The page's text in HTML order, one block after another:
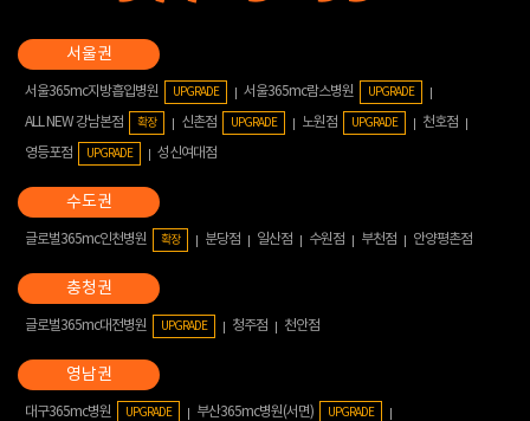
서울365mc지방흡입병원 UPGRADE 서울365mc람스병원 UPGRADE
ALL NEW 강남본점 확장 신촌점 UPGRADE 노원점 UPGRADE
천호점
영등포점
UPGRADE 성신여대점
글로벌365mc인천병원 확장 분당점 일산점 수원점 부천점 안양평촌점
글로벌365mc대전병원 UPGRADE 청주점 천안점
대구365mc병원 UPGRADE 부산365mc병원(서면) UPGRADE